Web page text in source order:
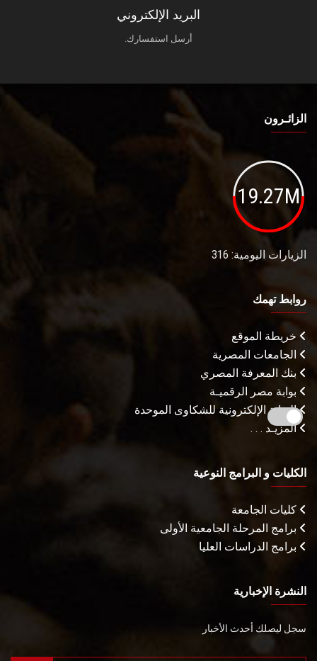
البريد الإلكتروني
أرسل استفسارك.
الزائـرون
19.27M
الزيارات اليومية: 316
روابط تهمك
خريطة الموقع
الجامعات المصرية
بنك المعرفة المصري
بوابة مصر الرقميـة
البوابة الإلكترونية للشكاوى الموحدة
المزيـد . . .
الكليات و البرامج النوعية
كليات الجامعة
برامج المرحلة الجامعية الأولى
برامج الدراسات العليا
النشرة الإخبارية
سجل ليصلك أحدث الأخبار